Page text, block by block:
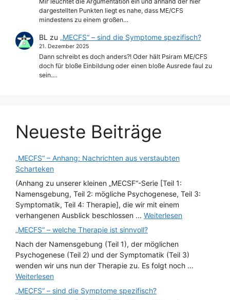
dargestellten Punkten liegt es nahe, dass ME/CFS
mindestens zu einem großen…
BL zu „MECFS“ – sind die Symptome spezifisch?
21. Dezember 2025
Dann schreibt es doch anders?! Oder hält Psiram ME/CFS
doch für bloße Einbildung oder einen bloße Ausrede faul zu
sein.…
Neueste Beiträge
„MECFS“ – Anhang: Nachrichten aus verstaubten
Scharteken
(Anhang zu unserer kleinen „MECSF“-Serie [Teil 1:
Namensgebung, Teil 2: mögliche Psychogenese, Teil 3:
Symptomatik, Teil 4: Therapie], die wir mit einem
verhangenen Ausblick beschlossen ... Weiterlesen
„MECFS“ – welche Therapie ist sinnvoll?
Nach der Namensgebung (Teil 1), der möglichen
Psychogenese (Teil 2) und der Symptomatik (Teil 3)
wenden wir uns nun der Therapie zu. Es folgt noch ...
Weiterlesen
„MECFS“ – sind die Symptome spezifisch?